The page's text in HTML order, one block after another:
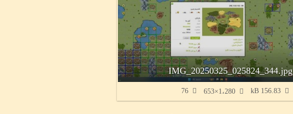
IMG_20250325_025824_344.jpg